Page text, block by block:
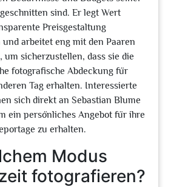
sind. Er legt Wert
Preisgestaltung
und arbeitet eng mit den Paaren
um sicherzustellen, dass sie die
fotografische Abdeckung für
Tag erhalten. Interessierte
sich direkt an Sebastian Blume
ein persönliches Angebot für ihre
zu erhalten.
Modus
fotografieren?